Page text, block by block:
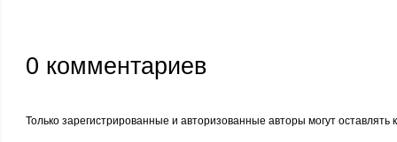
0 комментариев
Только зарегистрированные и авторизованные авторы могут оставлять